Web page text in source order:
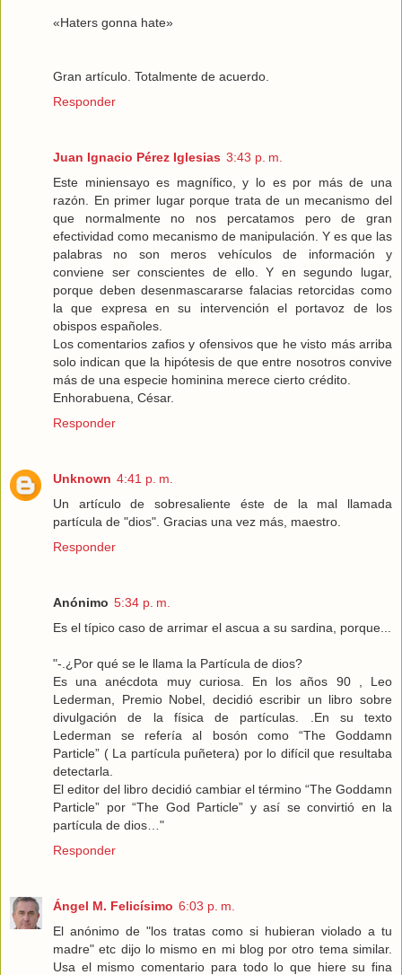
«Haters gonna hate»
Gran artículo. Totalmente de acuerdo.
Responder
Juan Ignacio Pérez Iglesias 3:43 p. m.
Este miniensayo es magnífico, y lo es por más de una
razón. En primer lugar porque trata de un mecanismo del
que normalmente no nos percatamos pero de gran
efectividad como mecanismo de manipulación. Y es que las
palabras no son meros vehículos de información y
conviene ser conscientes de ello. Y en segundo lugar,
porque deben desenmascararse falacias retorcidas como
la que expresa en su intervención el portavoz de los
obispos españoles.
Los comentarios zafios y ofensivos que he visto más arriba
solo indican que la hipótesis de que entre nosotros convive
más de una especie hominina merece cierto crédito.
Enhorabuena, César.
Responder
Unknown 4:41 p. m.
Un artículo de sobresaliente éste de la mal llamada
partícula de "dios". Gracias una vez más, maestro.
Responder
Anónimo 5:34 p. m.
Es el típico caso de arrimar el ascua a su sardina, porque...
"-.¿Por qué se le llama la Partícula de dios?
Es una anécdota muy curiosa. En los años 90 , Leo
Lederman, Premio Nobel, decidió escribir un libro sobre
divulgación de la física de partículas. .En su texto
Lederman se refería al bosón como “The Goddamn
Particle” ( La partícula puñetera) por lo difícil que resultaba
detectarla.
El editor del libro decidió cambiar el término “The Goddamn
Particle” por “The God Particle” y así se convirtió en la
partícula de dios…"
Responder
Ángel M. Felicísimo 6:03 p. m.
El anónimo de "los tratas como si hubieran violado a tu
madre" etc dijo lo mismo en mi blog por otro tema similar.
Usa el mismo comentario para todo lo que hiere su fina